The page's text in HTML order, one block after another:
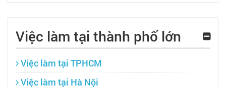
Việc làm tại thành phố lớn
Việc làm tại TPHCM
Việc làm tại Hà Nội